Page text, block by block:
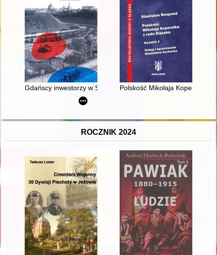
Gdańscy inwestorzy w Sopocie : prestiż finansowy i
Polskość Mikołaja Kopernika z
ROCZNIK 2024